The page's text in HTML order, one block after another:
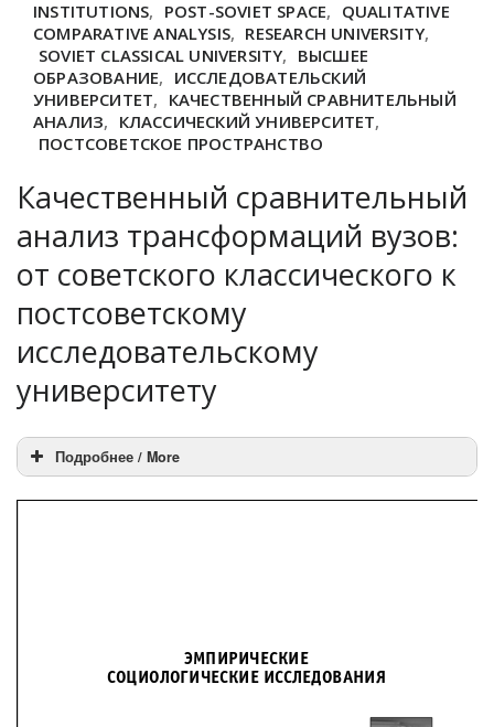
INSTITUTIONS, POST-SOVIET SPACE, QUALITATIVE
COMPARATIVE ANALYSIS, RESEARCH UNIVERSITY,
SOVIET CLASSICAL UNIVERSITY, ВЫСШЕЕ
ОБРАЗОВАНИЕ, ИССЛЕДОВАТЕЛЬСКИЙ
УНИВЕРСИТЕТ, КАЧЕСТВЕННЫЙ СРАВНИТЕЛЬНЫЙ
АНАЛИЗ, КЛАССИЧЕСКИЙ УНИВЕРСИТЕТ,
ПОСТСОВЕТСКОЕ ПРОСТРАНСТВО
Качественный сравнительный
анализ трансформаций вузов:
от советского классического к
постсоветскому
исследовательскому
университету
Подробнее / More